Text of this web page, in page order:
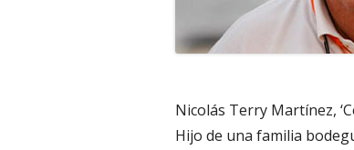
Nicolás Terry Martínez,
Hijo de una familia